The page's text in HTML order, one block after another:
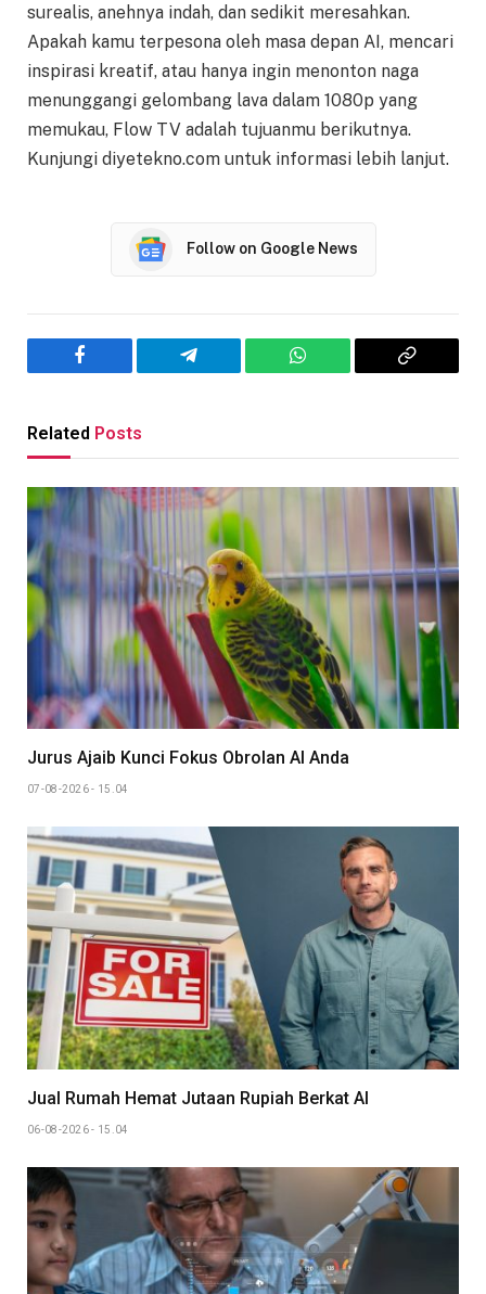
surealis, anehnya indah, dan sedikit meresahkan.
Apakah kamu terpesona oleh masa depan AI, mencari
inspirasi kreatif, atau hanya ingin menonton naga
menunggangi gelombang lava dalam 1080p yang
memukau, Flow TV adalah tujuanmu berikutnya.
Kunjungi diyetekno.com untuk informasi lebih lanjut.
Follow on Google News
Facebook Telegram WhatsApp
Copy
Related Posts
Jurus Ajaib Kunci Fokus Obrolan AI Anda
07-08-2026 - 15.04
Jual Rumah Hemat Jutaan Rupiah Berkat AI
06-08-2026 - 15.04